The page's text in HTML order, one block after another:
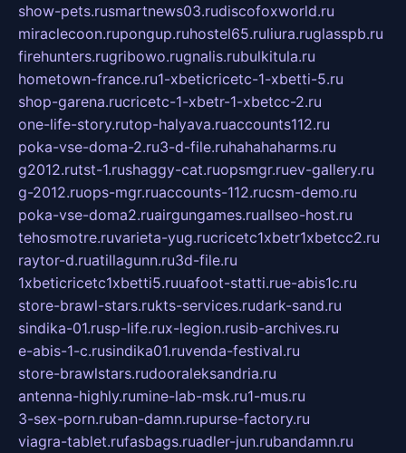
show-pets.rusmartnews03.rudiscofoxworld.ru
miraclecoon.rupongup.ruhostel65.ruliura.ruglasspb.ru
firehunters.rugribowo.rugnalis.rubulkitula.ru
hometown-france.ru1-xbeticricetc-1-xbetti-5.ru
shop-garena.rucricetc-1-xbetr-1-xbetcc-2.ru
one-life-story.rutop-halyava.ruaccounts112.ru
poka-vse-doma-2.ru3-d-file.ruhahahaharms.ru
g2012.rutst-1.rushaggy-cat.ruopsmgr.ruev-gallery.ru
g-2012.ruops-mgr.ruaccounts-112.rucsm-demo.ru
poka-vse-doma2.ruairgungames.ruallseo-host.ru
tehosmotre.ruvarieta-yug.rucricetc1xbetr1xbetcc2.ru
raytor-d.ruatillagunn.ru3d-file.ru
1xbeticricetc1xbetti5.ruuafoot-statti.rue-abis1c.ru
store-brawl-stars.rukts-services.rudark-sand.ru
sindika-01.rusp-life.rux-legion.rusib-archives.ru
e-abis-1-c.rusindika01.ruvenda-festival.ru
store-brawlstars.rudooraleksandria.ru
antenna-highly.rumine-lab-msk.ru1-mus.ru
3-sex-porn.ruban-damn.rupurse-factory.ru
viagra-tablet.rufasbags.ruadler-jun.rubandamn.ru